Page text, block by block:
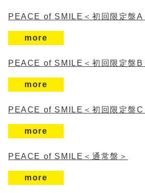
PEACE of SMILE＜初回限定盤A
more
PEACE of SMILE＜初回限定盤B
more
PEACE of SMILE＜初回限定盤C
more
PEACE of SMILE＜通常盤＞
more